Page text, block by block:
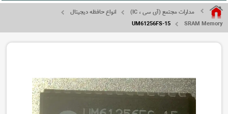
مدارات مجتمع (آی سی ، IC)
انواع حافظه دیجیتال
SRAM Memory
UM61256FS-15